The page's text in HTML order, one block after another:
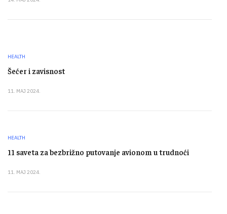
HEALTH
Šećer i zavisnost
11. MAJ 2024.
HEALTH
11 saveta za bezbrižno putovanje avionom u trudnoći
11. MAJ 2024.